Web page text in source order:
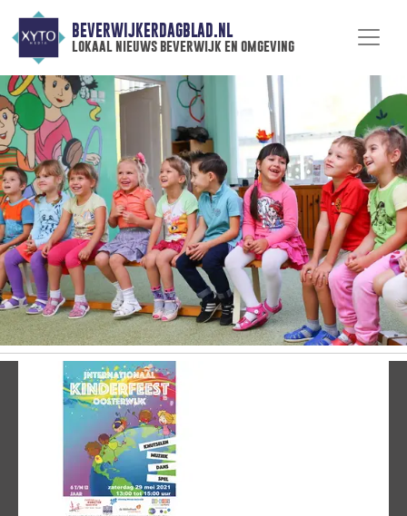
BEVERWIJKERDAGBLAD.NL
lokaal nieuws beverwijk en omgeving